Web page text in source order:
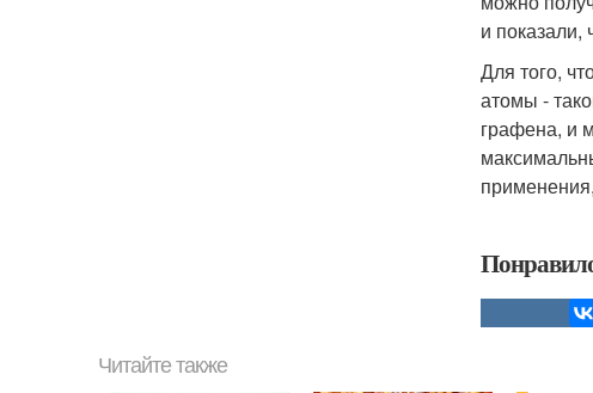
и показали,
Для того,
атомы -
графена, и
Читайте также